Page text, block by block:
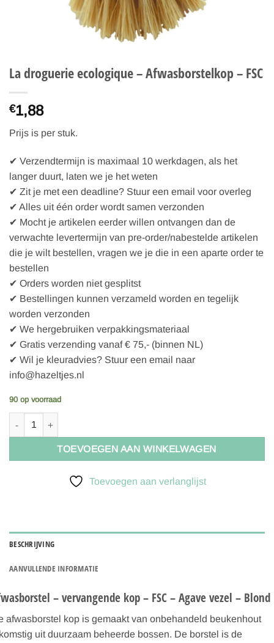
La droguerie ecologique – Afwasborstelkop – FSC
€1,88
Prijs is per stuk.
✔ Verzendtermijn is maximaal 10 werkdagen, als het
langer duurt, laten we je het weten
✔ Zit je met een deadline? Stuur een email voor overleg
✔ Alles uit één order wordt samen verzonden
✔ Mocht je artikelen eerder willen ontvangen dan de
verwachte levertermijn van pre-order/nabestelde artikelen
die je wilt bestellen, vragen we je die in een aparte order te
bestellen
✔ Orders worden niet gesplitst
✔ Bestellingen kunnen verzameld worden en tegelijk
worden verzonden
✔ We hergebruiken verpakkingsmateriaal
✔ Gratis verzending vanaf € 75,- (binnen NL)
✔ Wil je kleuradvies? Stuur een email naar
info@hazeltjes.nl
90 op voorraad
La droguerie ecologique - Afwasborstelkop - FSC aantal
TOEVOEGEN AAN WINKELWAGEN
Toevoegen aan verlanglijst
BESCHRIJVING
AANVULLENDE INFORMATIE
– vervangende kop – FSC – Agave vezel – Blond
afwasborstel kop is gemaakt van onbehandeld beukenhout
uit duurzaam beheerde bossen. De borstel is de